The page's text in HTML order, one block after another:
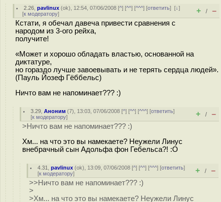
2.26 ,pavlinux (ok), 12:54, 07/06/2008 [^] [^^] [^^^] [ответить][↓]
[к модератору] + / –
Кстати, я обечал давеча привести сравнения с
народом из 3-ого рейха,
получите!
«Может и хорошо обладать властью, основанной на
диктатуре,
но гораздо лучше завоевывать и не терять сердца людей».
(Пауль Йозеф Гёббельс)
Ничто вам не напоминает??? :)
3.29 ,Аноним (7), 13:03, 07/06/2008 [^] [^^] [^^^] [ответить]
[к модератору] + / –
>Ничто вам не напоминает??? :)
Хм... на что это вы намекаете? Неужели Линус
внебрачный сын Адольфа фон Гебельса?! :О
4.31 ,pavlinux (ok), 13:09, 07/06/2008 [^] [^^] [^^^] [ответить]
[к модератору] + / –
>>Ничто вам не напоминает??? :)
>
>Хм... на что это вы намекаете? Неужели Линус